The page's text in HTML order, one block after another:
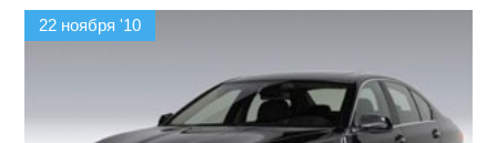
22 ноября '10